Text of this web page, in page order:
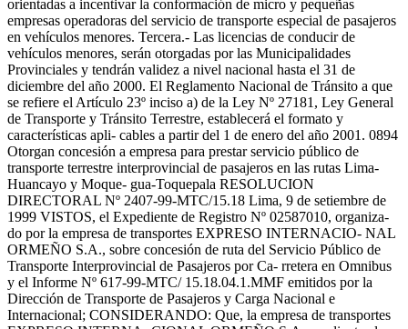
orientadas a incentivar la conformación de micro y pequeñas
empresas operadoras del servicio de transporte especial de pasajeros
en vehículos menores. Tercera.- Las licencias de conducir de
vehículos menores, serán otorgadas por las Municipalidades
Provinciales y tendrán validez a nivel nacional hasta el 31 de
diciembre del año 2000. El Reglamento Nacional de Tránsito a que
se refiere el Artículo 23º inciso a) de la Ley Nº 27181, Ley General
de Transporte y Tránsito Terrestre, establecerá el formato y
características apli- cables a partir del 1 de enero del año 2001. 0894
Otorgan concesión a empresa para prestar servicio público de
transporte terrestre interprovincial de pasajeros en las rutas Lima-
Huancayo y Moque- gua-Toquepala RESOLUCION
DIRECTORAL Nº 2407-99-MTC/15.18 Lima, 9 de setiembre de
1999 VISTOS, el Expediente de Registro Nº 02587010, organiza-
do por la empresa de transportes EXPRESO INTERNACIO- NAL
ORMEÑO S.A., sobre concesión de ruta del Servicio Público de
Transporte Interprovincial de Pasajeros por Ca- rretera en Omnibus
y el Informe Nº 617-99-MTC/ 15.18.04.1.MMF emitidos por la
Dirección de Transporte de Pasajeros y Carga Nacional e
Internacional; CONSIDERANDO: Que, la empresa de transportes